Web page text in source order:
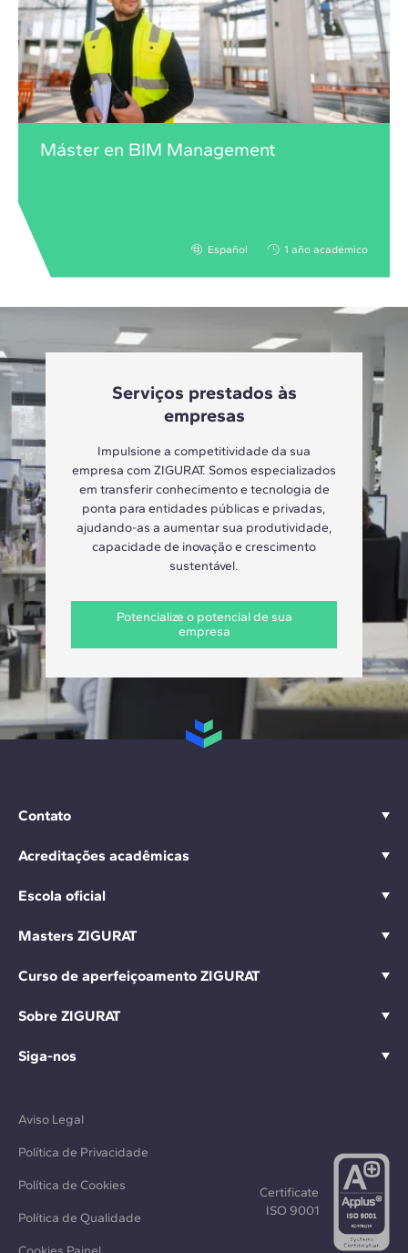
Máster en BIM Management
Español 1 año académico
Serviços prestados às
empresas
Impulsione a competitividade da sua
empresa com ZIGURAT. Somos especializados
em transferir conhecimento e tecnologia de
ponta para entidades públicas e privadas,
ajudando-as a aumentar sua produtividade,
capacidade de inovação e crescimento
sustentável.
Potencialize o potencial de sua
empresa
Contato
Acreditações acadêmicas
Escola oficial
Masters ZIGURAT
Curso de aperfeiçoamento ZIGURAT
Sobre ZIGURAT
Siga-nos
Aviso Legal
Política de Privacidade
Política de Cookies
Política de Qualidade
Certificate
ISO 9001